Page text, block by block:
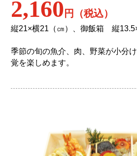
2,160 円（税込）
縦21×横21（㎝）、御飯箱 縦
季節の旬の魚介、肉、野菜が小分
覚を楽しめます。